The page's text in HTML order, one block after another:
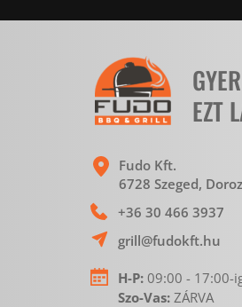
EZT
Fudo Kft.
6728 Szeged,
+36 30 466 3937
grill@fudokft.hu
H-P: 09:00 - 17:00-
Szo-Vas: ZÁRVA